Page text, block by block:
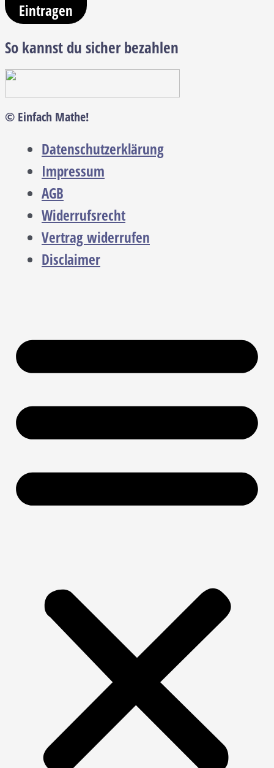
Eintragen
So kannst du sicher bezahlen
© Einfach Mathe!
Datenschutzerklärung
Impressum
AGB
Widerrufsrecht
Vertrag widerrufen
Disclaimer